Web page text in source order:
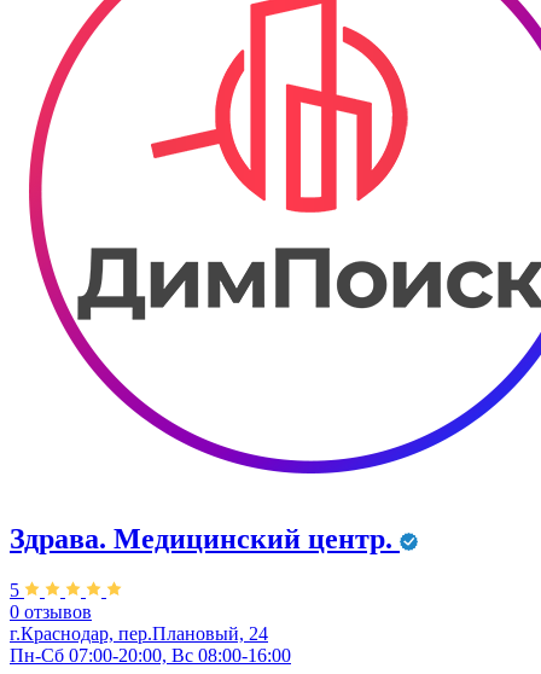
Здрава. ​Медицинский центр.
5
0 отзывов
г.Краснодар, пер.Плановый, 24
Пн-Сб 07:00-20:00, Вс 08:00-16:00